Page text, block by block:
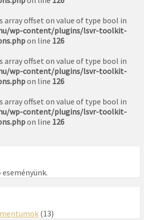
array offset on value of type bool in
wp-content/plugins/lsvr-toolkit-
on line 126
array offset on value of type bool in
wp-content/plugins/lsvr-toolkit-
on line 126
array offset on value of type bool in
wp-content/plugins/lsvr-toolkit-
on line 126
(13)